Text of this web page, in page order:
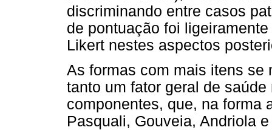
discriminando entre casos
de pontuação foi
Likert nestes aspectos
As formas com mais itens se
tanto um fator geral de
componentes, que, na forma
Pasquali, Gouveia, Andriola